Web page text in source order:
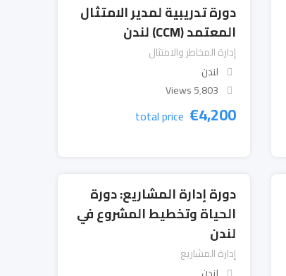
دورة تدريبية لمدير الامتثال
المعتمد (CCM) لندن
إدارة المخاطر والامتثال
لندن
5٬803 Views
€4,200
total price
دورة إدارة المشاريع: دورة
الحياة وتخطيط المشروع في
لندن
إدارة المشاريع